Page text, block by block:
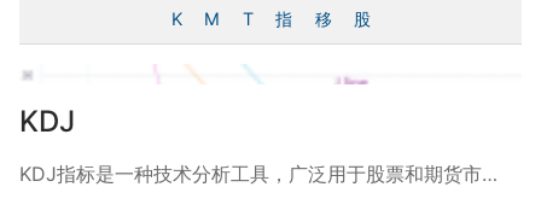
K M T 指 移 股
KDJ
KDJ指标是一种技术分析工具，广泛用于股票和期货市…